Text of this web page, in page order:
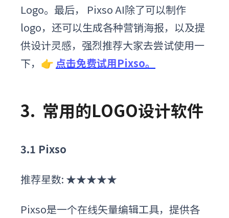
Logo。最后， Pixso AI除了可以制作
logo，还可以生成各种营销海报，以及提
供设计灵感，强烈推荐大家去尝试使用一
下，👉 点击免费试用Pixso。
3. 常用的LOGO设计软件
3.1 Pixso
推荐星数: ★★★★★
Pixso是一个在线矢量编辑工具，提供各